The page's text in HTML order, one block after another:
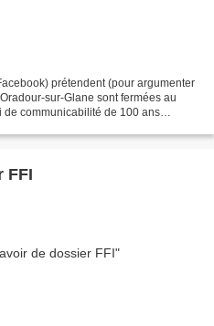
prétendent (pour argumenter
sur-Glane sont fermées au
communicabilité de 100 ans
FFI